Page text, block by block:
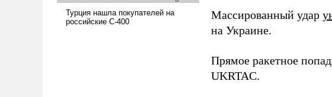
Массированный удар
на Украине.
Прямое ракетное
UKRTAC.